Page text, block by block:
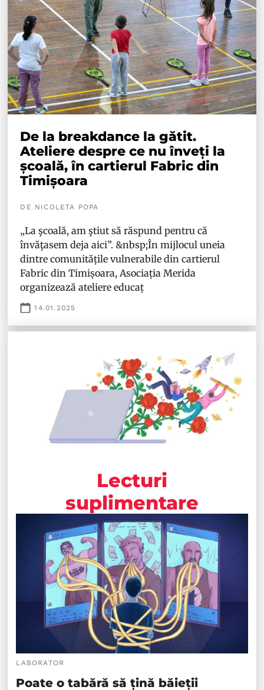
De la breakdance la gătit.
Ateliere despre ce nu înveți la
școală, în cartierul Fabric din
Timișoara
DE NICOLETA POPA
„La şcoală, am ştiut să răspund pentru că
învăţasem deja aici”. &nbsp;În mijlocul uneia
dintre comunitățile vulnerabile din cartierul
Fabric din Timișoara, Asociația Merida
organizează ateliere educaț
14.01.2025
Lecturi
suplimentare
LABORATOR
Poate o tabără să țină băieții